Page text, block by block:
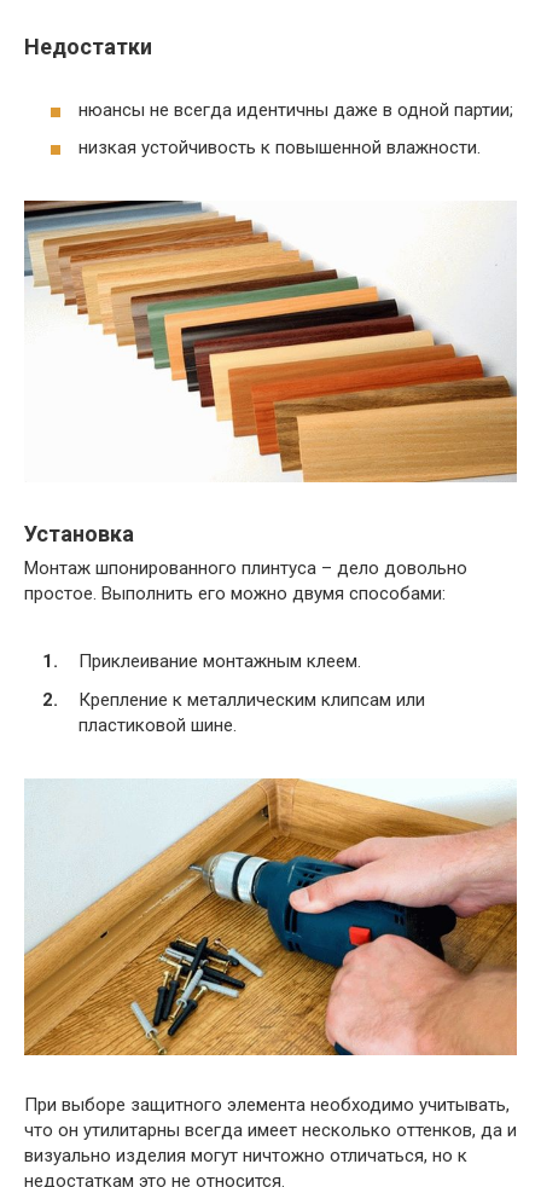
Недостатки
нюансы не всегда идентичны даже в одной партии;
низкая устойчивость к повышенной влажности.
Установка
Монтаж шпонированного плинтуса – дело довольно
простое. Выполнить его можно двумя способами:
Приклеивание монтажным клеем.
Крепление к металлическим клипсам или
пластиковой шине.
При выборе защитного элемента необходимо учитывать,
что он утилитарны всегда имеет несколько оттенков, да и
визуально изделия могут ничтожно отличаться, но к
недостаткам это не относится.